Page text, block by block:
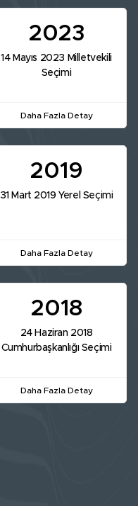
2023
14 Mayıs 2023 Milletvekili
Seçimi
Daha Fazla Detay
2019
31 Mart 2019 Yerel Seçimi
Daha Fazla Detay
2018
24 Haziran 2018
Cumhurbaşkanlığı Seçimi
Daha Fazla Detay